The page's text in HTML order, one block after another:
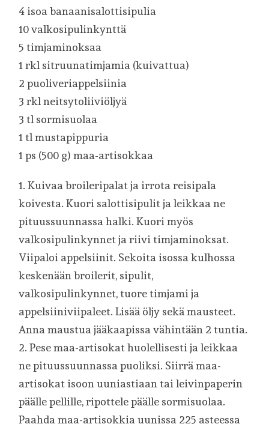
4 isoa banaanisalottisipulia
10 valkosipulinkynttä
5 timjaminoksaa
1 rkl sitruunatimjamia (kuivattua)
2 puoliveriappelsiinia
3 rkl neitsytoliiviöljyä
3 tl sormisuolaa
1 tl mustapippuria
1 ps (500 g) maa-artisokkaa
1. Kuivaa broileripalat ja irrota reisipala
koivesta. Kuori salottisipulit ja leikkaa ne
pituussuunnassa halki. Kuori myös
valkosipulinkynnet ja riivi timjaminoksat.
Viipaloi appelsiinit. Sekoita isossa kulhossa
keskenään broilerit, sipulit,
valkosipulinkynnet, tuore timjami ja
appelsiiniviipaleet. Lisää öljy sekä mausteet.
Anna maustua jääkaapissa vähintään 2 tuntia.
2. Pese maa-artisokat huolellisesti ja leikkaa
ne pituussuunnassa puoliksi. Siirrä maa-
artisokat isoon uuniastiaan tai leivinpaperin
päälle pellille, ripottele päälle sormisuolaa.
Paahda maa-artisokkia uunissa 225 asteessa